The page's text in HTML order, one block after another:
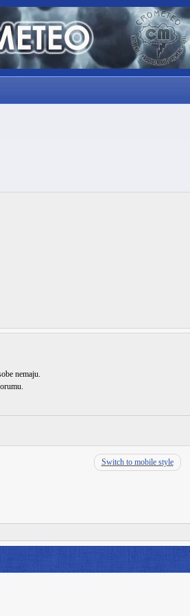
nemaju.
Switch to mobile style